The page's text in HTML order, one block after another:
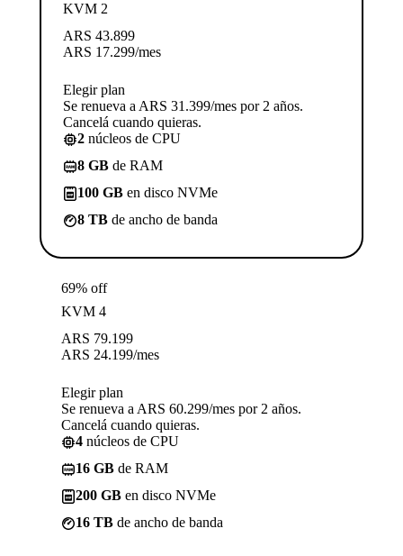
KVM 2
ARS 43.899
ARS 17.299/mes
Elegir plan
Se renueva a ARS 31.399/mes por 2 años.
Cancelá cuando quieras.
2 núcleos de CPU
8 GB de RAM
100 GB en disco NVMe
8 TB de ancho de banda
69% off
KVM 4
ARS 79.199
ARS 24.199/mes
Elegir plan
Se renueva a ARS 60.299/mes por 2 años.
Cancelá cuando quieras.
4 núcleos de CPU
16 GB de RAM
200 GB en disco NVMe
16 TB de ancho de banda